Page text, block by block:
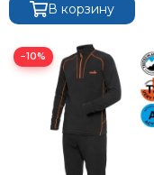
В корзину
−10%